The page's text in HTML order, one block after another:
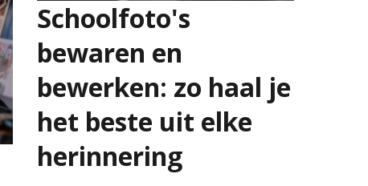
Schoolfoto's
bewaren en
bewerken: zo haal je
het beste uit elke
herinnering